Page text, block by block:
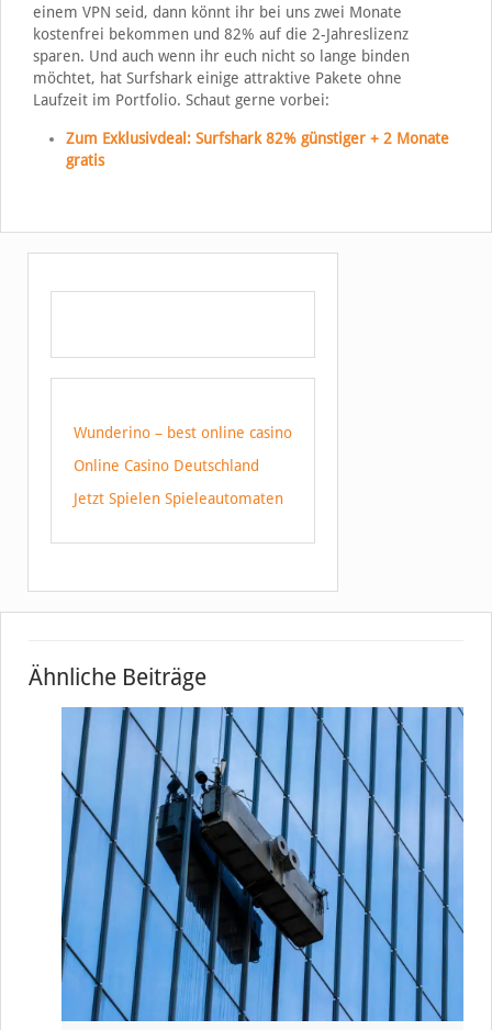
einem VPN seid, dann könnt ihr bei uns zwei Monate
kostenfrei bekommen und 82% auf die 2-Jahreslizenz
sparen. Und auch wenn ihr euch nicht so lange binden
möchtet, hat Surfshark einige attraktive Pakete ohne
Laufzeit im Portfolio. Schaut gerne vorbei:
Zum Exklusivdeal: Surfshark 82% günstiger + 2 Monate
gratis
Wunderino – best online casino
Online Casino Deutschland
Jetzt Spielen Spieleautomaten
Ähnliche Beiträge